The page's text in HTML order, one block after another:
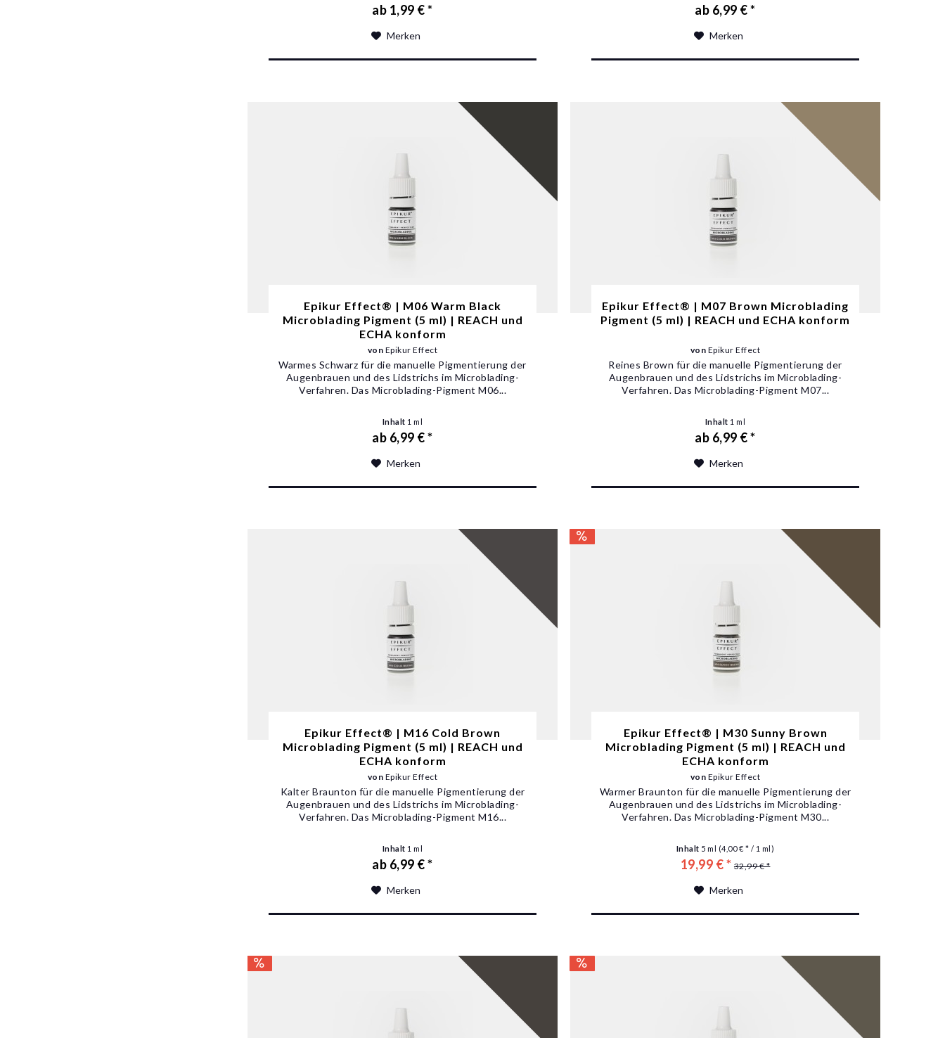
ab 1,99 € *
Merken
ab 6,99 € *
Merken
Epikur Effect® | M06 Warm Black
Microblading Pigment (5 ml) | REACH und
ECHA konform
von Epikur Effect
Warmes Schwarz für die manuelle Pigmentierung der
Augenbrauen und des Lidstrichs im Microblading-
Verfahren. Das Microblading-Pigment M06...
Inhalt 1 ml
ab 6,99 € *
Merken
Epikur Effect® | M07 Brown Microblading
Pigment (5 ml) | REACH und ECHA konform
von Epikur Effect
Reines Brown für die manuelle Pigmentierung der
Augenbrauen und des Lidstrichs im Microblading-
Verfahren. Das Microblading-Pigment M07...
Inhalt 1 ml
ab 6,99 € *
Merken
Epikur Effect® | M16 Cold Brown
Microblading Pigment (5 ml) | REACH und
ECHA konform
von Epikur Effect
Kalter Braunton für die manuelle Pigmentierung der
Augenbrauen und des Lidstrichs im Microblading-
Verfahren. Das Microblading-Pigment M16...
Inhalt 1 ml
ab 6,99 € *
Merken
Epikur Effect® | M30 Sunny Brown
Microblading Pigment (5 ml) | REACH und
ECHA konform
von Epikur Effect
Warmer Braunton für die manuelle Pigmentierung der
Augenbrauen und des Lidstrichs im Microblading-
Verfahren. Das Microblading-Pigment M30...
Inhalt 5 ml (4,00 € * / 1 ml)
19,99 € * 32,99 € *
Merken